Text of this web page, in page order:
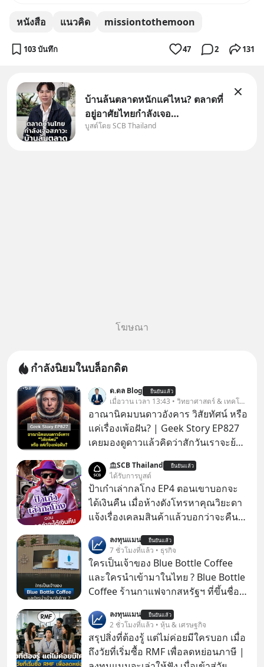
#บ้านล้นตลาด #เศรษฐกิจไทย
หนังสือ แนวคิด missiontothemoon
103 บันทึก 47 2 131
บ้านล้นตลาดหนักแค่ไหน? ตลาดที่
อยู่อาศัยไทยกำลังเจอ
Oversupply หนักกว่าที่คิด และ
บูสต์โดย SCB Thailand
โฆษณา
กำลังนิยมในบล็อกดิต
ด.ดล Blog ยืนยันแล้ว
เมื่อวาน เวลา 13:43 • วิทยาศาสตร์ & เทคโนโลยี
อาณานิคมบนดาวอังคาร วิสัยทัศน์ หรือ
แค่เรื่องเพ้อฝัน? | Geek Story EP827
เคยมองดูดาวแล้วคิดว่าสักวันเราจะย้าย
หรือ Jeff Bezos บอกไว้หรือเปล่า ภาพ
ฝันที่มหาเศรษฐีซิลิคอนแวลลีย์วาดไว้ว่า
มนุษย์นับล้านจะไปสร้างอาณานิคม
ใหม่ ล้อมรอบด้วยเทคโนโลยีสุดล้ำ อาจ
ไว้ใต้พรมคือ ดาวอังคารเป็นเพียงนรกที่
เต็มไปด้วยรังสีมรณะและฝุ่นพิษ แล้ว
ทำไมบรรดาผู้นำเทคโนโลยีถึงยัง
พยายามหลอกขายฝันลมๆ แล้งๆ นี้ให้
กับคนทั้งโลก พวกเขากำลังซ่อนความ
ลับอะไรไว้เบื้องหลังโปรเจกต์อวกาศที่
ผลาญทรัพยากรมหาศาล วันนี้เราจะมา
กะเทาะเปลือกความลวงโลกนี้กัน ใครที่
คิดว่าอนาคตของมนุษยชาติอยู่บนดาว
SCB Thailand ยืนยันแล้ว
ได้รับการบูสต์
ป้าเก๋าเล่ากลโกง EP4 ตอนเขาบอกจะ
ได้เงินคืน เมื่อห้างดังโทรหาคุณวิยะดา
แจ้งเรื่องเคลมสินค้าแล้วบอกว่าจะคืน
เรื่องจ้อจี้ หาคำตอบได้ที่ “ป้าเก๋าเล่ากล
โกง” EP4 ตอน “เขาบอกว่าจะได้เงิน
คืน” #ป้าเก๋าเล่ากลโกง #แก้เกมกลโกง
#อยู่อย่างยั่งยืน #Cybersecurity #เตือน
ลงทุนแมน ยืนยันแล้ว
7 ชั่วโมงที่แล้ว • ธุรกิจ
ใครเป็นเจ้าของ Blue Bottle Coffee
และใครนำเข้ามาในไทย ? Blue Bottle
Coffee ร้านกาแฟจากสหรัฐฯ ที่ขึ้นชื่อ
แรกในประเทศไทย ที่ Central Park
ลงทุนแมน ยืนยันแล้ว
2 ชั่วโมงที่แล้ว • หุ้น & เศรษฐกิจ
สรุปสิ่งที่ต้องรู้ แต่ไม่ค่อยมีใครบอก เมื่อ
ถึงวัยที่เริ่มซื้อ RMF เพื่อลดหย่อนภาษี |